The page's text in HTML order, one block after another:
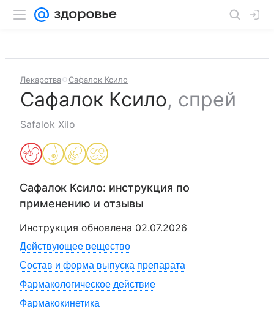
Лекарства Сафалок Ксило
Сафалок Ксило, спрей
Safalok Xilo
Сафалок Ксило: инструкция по
применению и отзывы
Инструкция обновлена 02.07.2026
Действующее вещество
Состав и форма выпуска препарата
Фармакологическое действие
Фармакокинетика